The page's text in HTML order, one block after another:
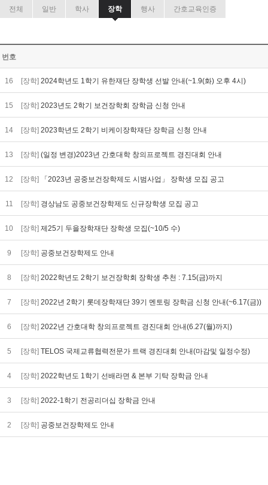
전체 일반 학사 장학 행사 간호교육인증
번호
16 [장학] 2024학년도 1학기 유한재단 장학생 선발 안내(~1.9(화) 오후 4시)
15 [장학] 2023년도 2학기 보건장학회 장학금 신청 안내
14 [장학] 2023학년도 2학기 비케이장학재단 장학금 신청 안내
13 [장학] (일정 변경)2023년 간호대학 창의프로젝트 경진대회 안내
12 [장학] 「2023년 공중보건장학제도 시범사업」 장학생 모집 공고
11 [장학] 경상남도 공중보건장학제도 신규장학생 모집 공고
10 [장학] 제25기 두을장학재단 장학생 모집(~10/5 수)
9 [장학] 공중보건장학제도 안내
8 [장학] 2022학년도 2학기 보건장학회 장학생 추천 : 7.15(금)까지
7 [장학] 2022년 2학기 롯데장학재단 39기 멘토링 장학금 신청 안내(~6.17(금))
6 [장학] 2022년 간호대학 창의프로젝트 경진대회 안내(6.27(월)까지)
5 [장학] TELOS 국제교류협력전문가 트랙 경진대회 안내(마감및 일정수정)
4 [장학] 2022학년도 1학기 선배라면 & 본부 기탁 장학금 안내
3 [장학] 2022-1학기 전공리더십 장학금 안내
2 [장학] 공중보건장학제도 안내